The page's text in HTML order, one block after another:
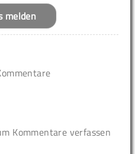
melden
Kommentare verfassen